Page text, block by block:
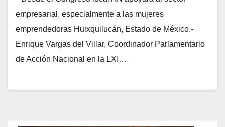
empresarial, especialmente a las mujeres
emprendedoras Huixquilucán, Estado de México.-
Enrique Vargas del Villar, Coordinador Parlamentario
de Acción Nacional en la LXI…